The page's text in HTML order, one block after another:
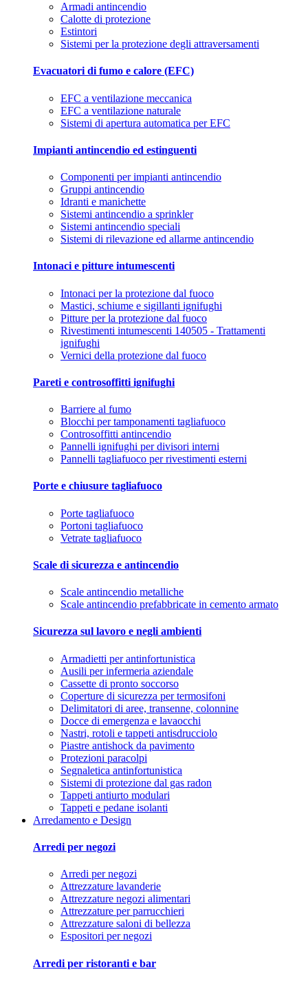
Armadi antincendio
Calotte di protezione
Estintori
Sistemi per la protezione degli attraversamenti
Evacuatori di fumo e calore (EFC)
EFC a ventilazione meccanica
EFC a ventilazione naturale
Sistemi di apertura automatica per EFC
Impianti antincendio ed estinguenti
Componenti per impianti antincendio
Gruppi antincendio
Idranti e manichette
Sistemi antincendio a sprinkler
Sistemi antincendio speciali
Sistemi di rilevazione ed allarme antincendio
Intonaci e pitture intumescenti
Intonaci per la protezione dal fuoco
Mastici, schiume e sigillanti ignifughi
Pitture per la protezione dal fuoco
Rivestimenti intumescenti 140505 - Trattamenti
ignifughi
Vernici della protezione dal fuoco
Pareti e controsoffitti ignifughi
Barriere al fumo
Blocchi per tamponamenti tagliafuoco
Controsoffitti antincendio
Pannelli ignifughi per divisori interni
Pannelli tagliafuoco per rivestimenti esterni
Porte e chiusure tagliafuoco
Porte tagliafuoco
Portoni tagliafuoco
Vetrate tagliafuoco
Scale di sicurezza e antincendio
Scale antincendio metalliche
Scale antincendio prefabbricate in cemento armato
Sicurezza sul lavoro e negli ambienti
Armadietti per antinfortunistica
Ausili per infermeria aziendale
Cassette di pronto soccorso
Coperture di sicurezza per termosifoni
Delimitatori di aree, transenne, colonnine
Docce di emergenza e lavaocchi
Nastri, rotoli e tappeti antisdrucciolo
Piastre antishock da pavimento
Protezioni paracolpi
Segnaletica antinfortunistica
Sistemi di protezione dal gas radon
Tappeti antiurto modulari
Tappeti e pedane isolanti
Arredamento e Design
Arredi per negozi
Arredi per negozi
Attrezzature lavanderie
Attrezzature negozi alimentari
Attrezzature per parrucchieri
Attrezzature saloni di bellezza
Espositori per negozi
Arredi per ristoranti e bar